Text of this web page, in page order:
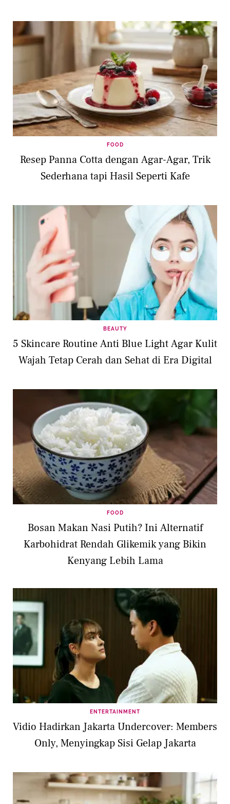
FOOD
Resep Panna Cotta dengan Agar-Agar, Trik
Sederhana tapi Hasil Seperti Kafe
BEAUTY
5 Skincare Routine Anti Blue Light Agar Kulit
Wajah Tetap Cerah dan Sehat di Era Digital
FOOD
Bosan Makan Nasi Putih? Ini Alternatif
Karbohidrat Rendah Glikemik yang Bikin
Kenyang Lebih Lama
ENTERTAINMENT
Vidio Hadirkan Jakarta Undercover: Members
Only, Menyingkap Sisi Gelap Jakarta